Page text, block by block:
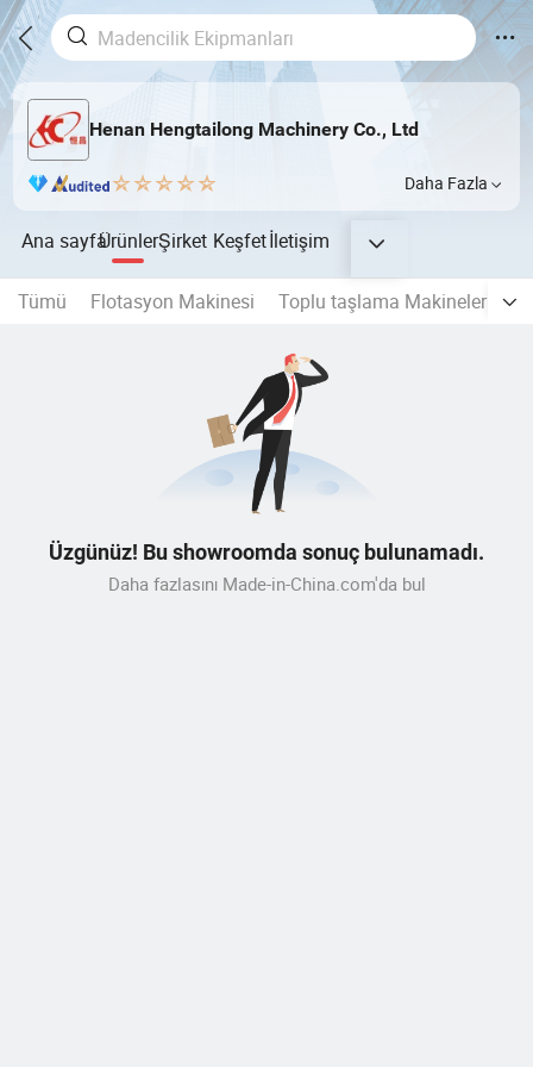
Henan Hengtailong Machinery Co., Ltd
Daha Fazla
Ana sayfaÜrünlerŞirket Keşfetİletişim
Tümü Flotasyon Makinesi Toplu taşlama Makineleri
Üzgünüz! Bu showroomda sonuç bulunamadı.
Daha fazlasını Made-in-China.com'da bul